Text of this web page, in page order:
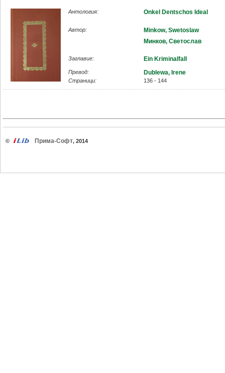
Антология: Onkel Dentschos Ideal
Автор:
Minkow, Swetoslaw
Минков, Светослав
Заглавие: Ein Kriminalfall
Превод: Dublewa, Irene
Страници: 136 - 144
© Прима-Софт, 2014